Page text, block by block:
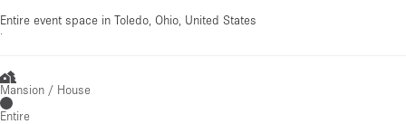
Entire event space in Toledo, Ohio, United States
·
Mansion / House
Entire